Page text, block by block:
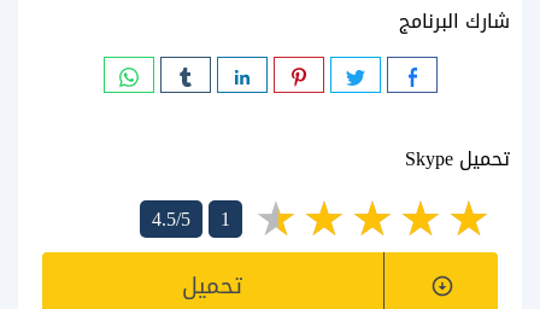
شارك البرنامج
تحميل Skype
4.5/5
1
تحميل